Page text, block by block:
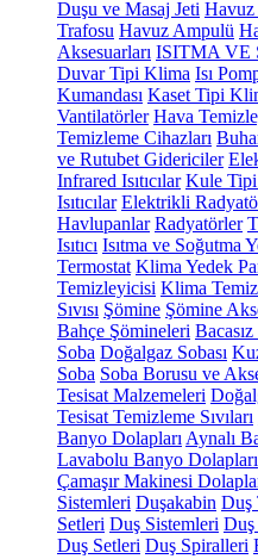
Duşu ve Masaj Jeti Havuz
Trafosu Havuz Ampulü
Aksesuarları ISITMA VE
Duvar Tipi Klima Isı
Kumandası Kaset Tipi
Vantilatörler Hava
Temizleme Cihazları
ve Rutubet Gidericiler
Infrared Isıtıcılar Kule Tipi
Isıtıcılar Elektrikli
Havlupanlar Radyatörler
Isıtıcı Isıtma ve Soğutma
Termostat Klima Yedek
Temizleyicisi Klima
Sıvısı Şömine Şömine
Bahçe Şömineleri
Soba Doğalgaz Sobası
Soba Soba Borusu ve
Tesisat Malzemeleri
Tesisat Temizleme Sıvıları
Banyo Dolapları Aynalı
Lavabolu Banyo Dolapları
Çamaşır Makinesi
Sistemleri Duşakabin Duş
Setleri Duş Sistemleri Duş
Duş Setleri Duş Spiralleri